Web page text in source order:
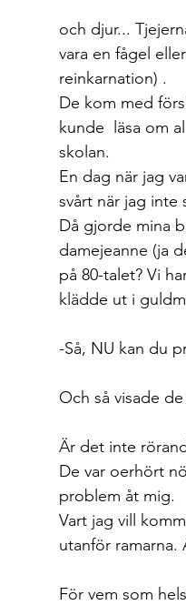
och djur...
vara en fågel
reinkarnation) .
De kom med
kunde  läsa om
skolan.
En dag när jag
svårt när jag inte
Då gjorde mina
damejeanne (ja
på 80-talet? Vi
klädde ut i
-Så, NU kan du
Och så visade
Är det inte
De var oerhört
problem åt mig.
Vart jag vill
utanför ramarna.
För vem som